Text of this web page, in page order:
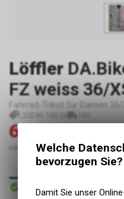
Löffler
FZ weiss 36/
Fahrrad-Trikot für Damen 36/
L20299 100 36 100
60.00
inkl. MwSt., zzgl.Versandkosten
In
Versand
Welche
bevorzugen Sie?
Damit Sie unser